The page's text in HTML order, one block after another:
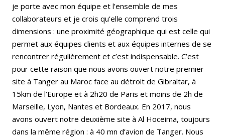
je porte avec mon équipe et l’ensemble de mes
collaborateurs et je crois qu’elle comprend trois
dimensions : une proximité géographique qui est celle qui
permet aux équipes clients et aux équipes internes de se
rencontrer régulièrement et c’est indispensable. C’est
pour cette raison que nous avons ouvert notre premier
site à Tanger au Maroc face au détroit de Gibraltar, à
15km de l’Europe et à 2h20 de Paris et moins de 2h de
Marseille, Lyon, Nantes et Bordeaux. En 2017, nous
avons ouvert notre deuxième site à Al Hoceima, toujours
dans la même région : à 40 mn d’avion de Tanger. Nous